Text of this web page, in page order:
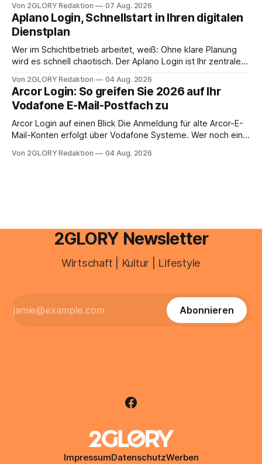
erledigen? Die kurze Antwort: Bei einfachen
Einkommensverhältnissen reicht häufig eine Steuersoftware
aus – sobald jedoch mehrere Einkunftsarten
zusammentreffen oder größere finanzielle Veränderungen
anstehen, zahlt sich professionelle Unterstützung meist
Von 2GLORY Redaktion 07 Aug. 2026
Aplano Login, Schnellstart in Ihren digitalen
Dienstplan
Wer im Schichtbetrieb arbeitet, weiß: Ohne klare Planung
wird es schnell chaotisch. Der Aplano Login ist Ihr zentraler
abwesenheiten und die gesamte kommunikation rund um
Ihr personal digital zu organisieren. In diesem Leitfaden
erfahren Sie alles, was Sie für einen reibungslosen Einstieg
brauchen, von der Registrierung
Von 2GLORY Redaktion 04 Aug. 2026
Arcor Login: So greifen Sie 2026 auf Ihr
Vodafone E-Mail-Postfach zu
Arcor Login auf einen Blick Die Anmeldung für alte Arcor-E-
Mail-Konten erfolgt über Vodafone Systeme. Wer noch eine
besitzt, loggt sich heute über das Vodafone E-Mail & Cloud
Von 2GLORY Redaktion 04 Aug. 2026
2GLORY Newsletter
Wirtschaft | Kultur | Lifestyle
Abonnieren
ImpressumDatenschutzWerben